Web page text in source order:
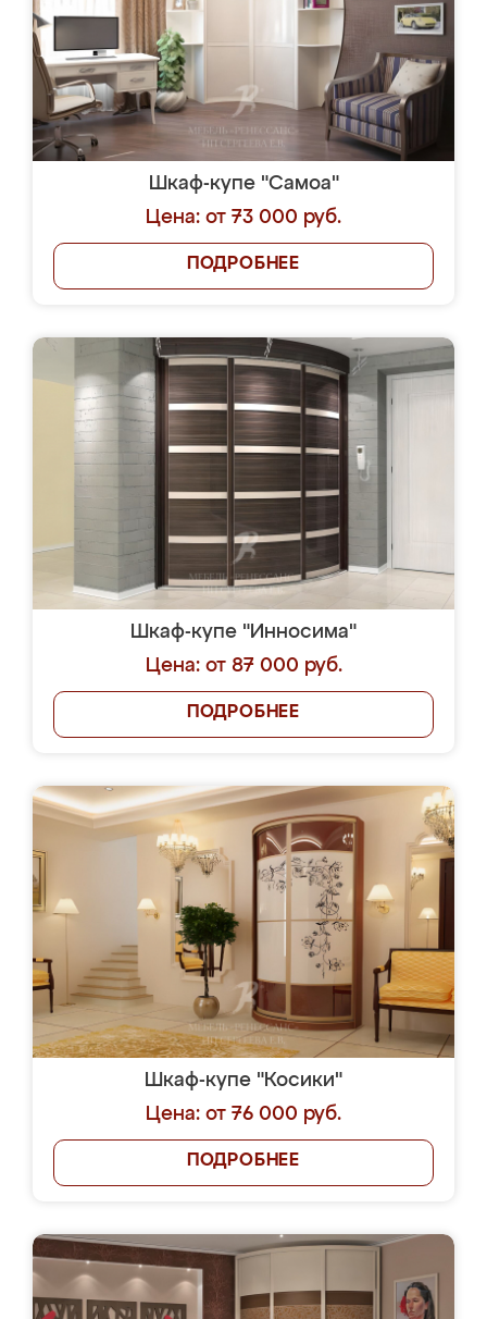
Шкаф-купе "Самоа"
Цена: от 73 000 руб.
ПОДРОБНЕЕ
Шкаф-купе "Инносима"
Цена: от 87 000 руб.
ПОДРОБНЕЕ
Шкаф-купе "Косики"
Цена: от 76 000 руб.
ПОДРОБНЕЕ